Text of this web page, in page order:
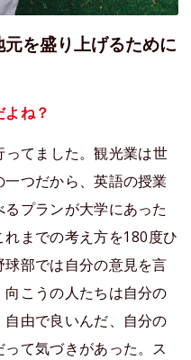
を盛り上げるために
ね？
てました。観光業は世
つだから、英語の授業
プランが大学にあった
までの考え方を180度ひ
部では自分の意見を言
こうの人たちは自分の
由で良いんだ、自分の
て気づきがあった。ス